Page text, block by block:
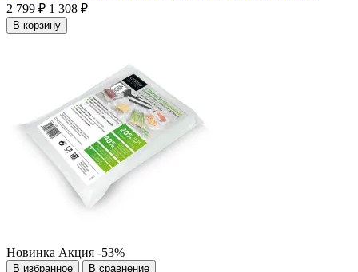
2 799 ₽ 1 308 ₽
В корзину
Новинка Акция -53%
В избранное В сравнение